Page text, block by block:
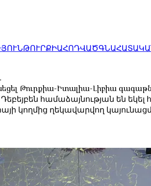
ԹՈՒՐՔԻԱՀՈԴՎԱԾ
Թուրքիա-Իտալիա-Լիբիա
համաձայնության են
կողմից ղեկավարվող